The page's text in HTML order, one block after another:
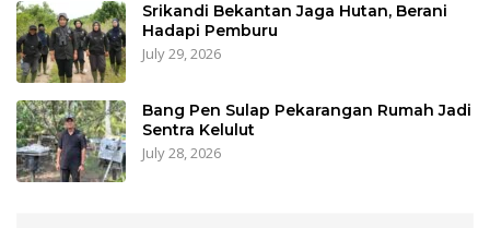
Srikandi Bekantan Jaga Hutan, Berani
Hadapi Pemburu
July 29, 2026
Bang Pen Sulap Pekarangan Rumah Jadi
Sentra Kelulut
July 28, 2026